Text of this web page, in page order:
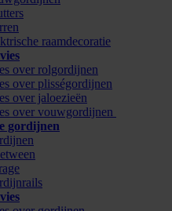
raamdecoratie
over rolgordijnen
over plisségordijnen
over jaloezieën
over vouwgordijnen
gordijnen